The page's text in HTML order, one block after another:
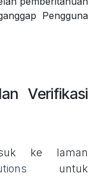
Pengguna
Verifikasi
ke laman
untuk